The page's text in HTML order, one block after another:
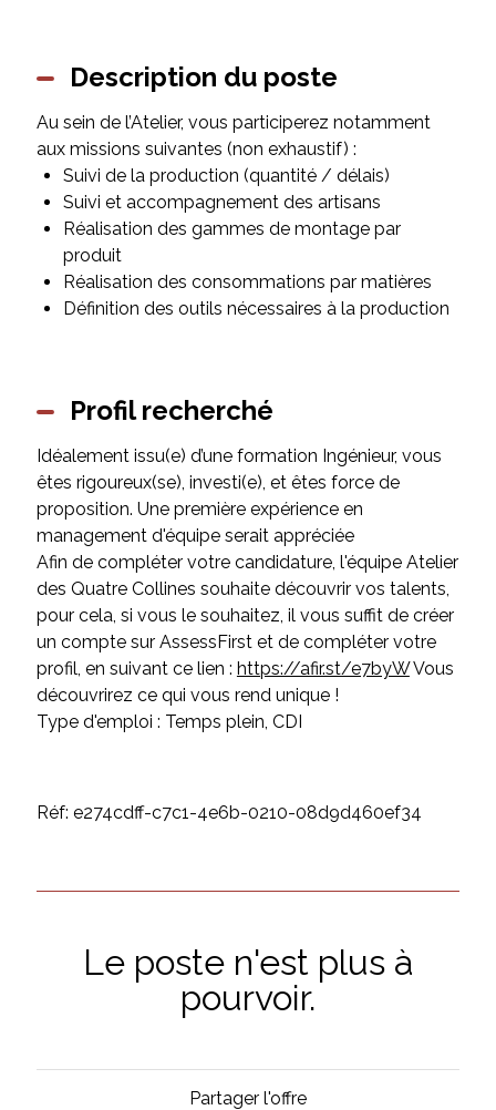
Description du poste
Au sein de l’Atelier, vous participerez notamment
aux missions suivantes (non exhaustif) :
Suivi de la production (quantité / délais)
Suivi et accompagnement des artisans
Réalisation des gammes de montage par
produit
Réalisation des consommations par matières
Définition des outils nécessaires à la production
Profil recherché
Idéalement issu(e) d’une formation Ingénieur, vous
êtes rigoureux(se), investi(e), et êtes force de
proposition. Une première expérience en
management d'équipe serait appréciée
Afin de compléter votre candidature, l'équipe Atelier
des Quatre Collines souhaite découvrir vos talents,
pour cela, si vous le souhaitez, il vous suffit de créer
un compte sur AssessFirst et de compléter votre
profil, en suivant ce lien : https://afir.st/e7byWVous
découvrirez ce qui vous rend unique !
Type d'emploi : Temps plein, CDI
Réf: e274cdff-c7c1-4e6b-0210-08d9d460ef34
Le poste n'est plus à
pourvoir.
Partager l'offre